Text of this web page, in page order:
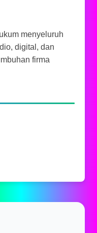
menyeluruh
digital, dan
firma